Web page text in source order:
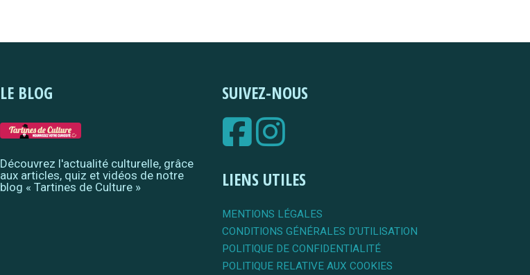
LE BLOG
Découvrez l'actualité culturelle, grâce
aux articles, quiz et vidéos de notre
blog « Tartines de Culture »
SUIVEZ-NOUS
LIENS UTILES
MENTIONS LÉGALES
CONDITIONS GÉNÉRALES D'UTILISATION
POLITIQUE DE CONFIDENTIALITÉ
POLITIQUE RELATIVE AUX COOKIES